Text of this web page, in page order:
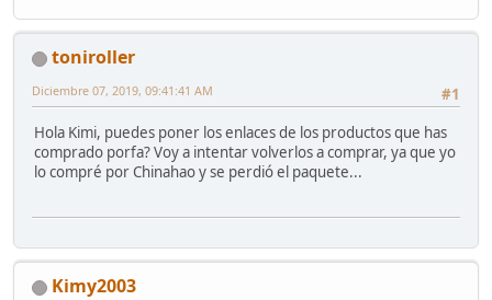
toniroller
#1
Diciembre 07, 2019, 09:41:41 AM
Hola Kimi, puedes poner los enlaces de los productos que has
comprado porfa? Voy a intentar volverlos a comprar, ya que yo
lo compré por Chinahao y se perdió el paquete...
Kimy2003